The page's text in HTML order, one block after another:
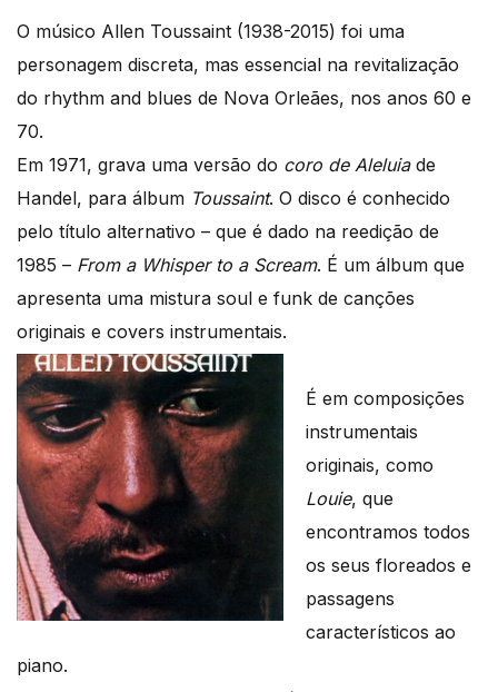
O músico Allen Toussaint (1938-2015) foi uma
personagem discreta, mas essencial na revitalização
do rhythm and blues de Nova Orleães, nos anos 60 e
70.
Em 1971, grava uma versão do coro de Aleluiade
Handel, para álbum Toussaint. O disco é conhecido
pelo título alternativo – que é dado na reedição de
1985 – From a Whisper to a Scream. É um álbum que
apresenta uma mistura soul e funk de canções
originais e covers instrumentais.
É em composições
instrumentais
originais, como
Louie, que
encontramos todos
os seus floreados e
passagens
característicos ao
piano.